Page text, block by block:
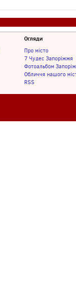
Огляди
Про місто
7 Чудес Запоріжжя
Фотоальбом
Обличчя нашого
RSS